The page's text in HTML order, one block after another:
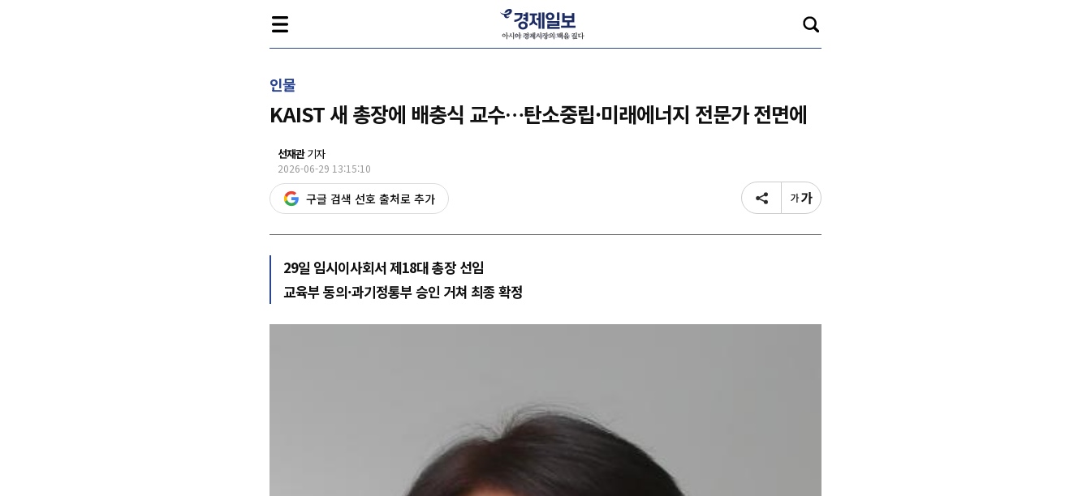
인물
KAIST 새 총장에 배충식 교수…탄소중립·미래에너지 전문가 전면에
선재관기자
2026-06-29 13:15:10
구글 검색 선호 출처로 추가
29일 임시이사회서 제18대 총장 선임
교육부 동의·과기정통부 승인 거쳐 최종 확정